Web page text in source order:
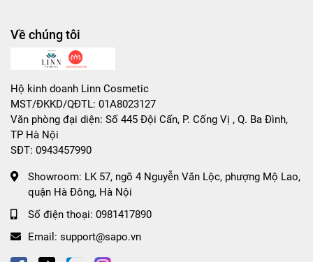
Về chúng tôi
Hộ kinh doanh Linn Cosmetic
MST/ĐKKD/QĐTL: 01A8023127
Văn phòng đại diện: Số 445 Đội Cấn, P. Cống Vị , Q. Ba Đình,
TP Hà Nội
SĐT: 0943457990
Showroom: LK 57, ngõ 4 Nguyễn Văn Lộc, phượng Mộ Lao,
quận Hà Đông, Hà Nội
Số điện thoại: 0981417890
Email: support@sapo.vn